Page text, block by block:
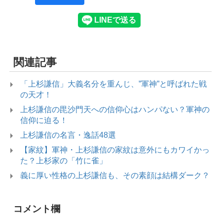
関連記事
「上杉謙信」大義名分を重んじ、”軍神”と呼ばれた戦
の天才！
上杉謙信の毘沙門天への信仰心はハンパない？軍神の
信仰に迫る！
上杉謙信の名言・逸話48選
【家紋】軍神・上杉謙信の家紋は意外にもカワイかっ
た？上杉家の「竹に雀」
義に厚い性格の上杉謙信も、その素顔は結構ダーク？
コメント欄